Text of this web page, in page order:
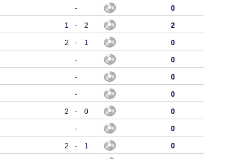
- 0
1 - 2 2
2 - 1 0
- 0
- 0
- 0
2 - 0 0
- 0
2 - 1 0